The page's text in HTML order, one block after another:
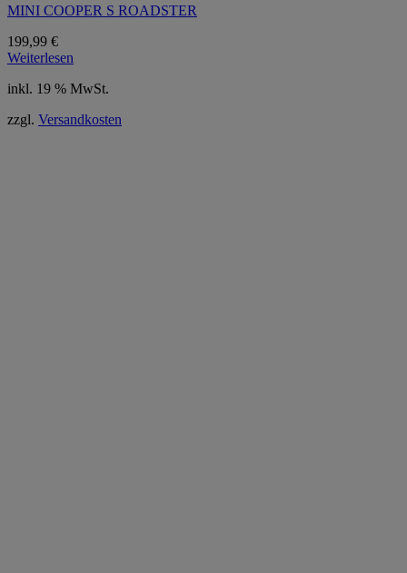
MINI COOPER S ROADSTER
199,99 €
Weiterlesen
inkl. 19 % MwSt.
zzgl. Versandkosten